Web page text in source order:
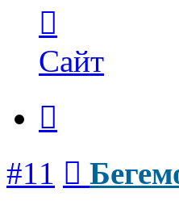
пользователя
Бегемот
Сайт
#11